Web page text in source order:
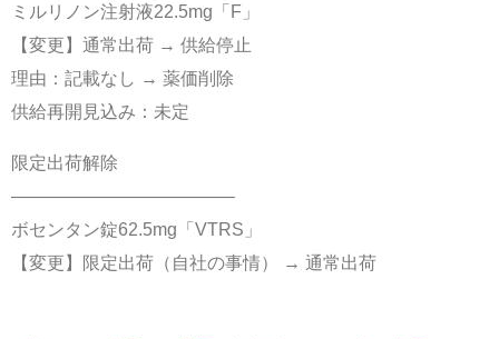
ミルリノン注射液22.5mg「F」
【変更】通常出荷 → 供給停止
理由：記載なし → 薬価削除
供給再開見込み：未定
限定出荷解除
————————————–
ボセンタン錠62.5mg「VTRS」
【変更】限定出荷（自社の事情） → 通常出荷